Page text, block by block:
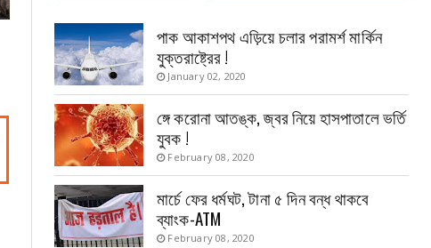
পাক আকাশপথ এড়িয়ে চলার পরামর্শ মার্কিন
যুক্তরাষ্ট্রের !
January 02, 2020
ঙ্গে করোনা আতঙ্ক, জ্বর নিয়ে হাসপাতালে ভর্তি
যুবক !
February 08, 2020
মার্চে ফের ধর্মঘট, টানা ৫ দিন বন্ধ থাকবে
ব্যাংক-ATM
February 08, 2020